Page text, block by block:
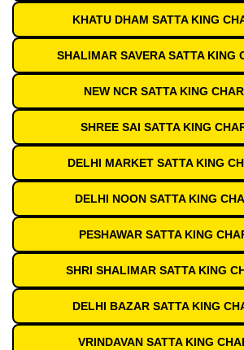
KHATU DHAM SATTA KING
SHALIMAR SAVERA SATTA KING
NEW NCR SATTA KING
SHREE SAI SATTA KING
DELHI MARKET SATTA KING
DELHI NOON SATTA KING
PESHAWAR SATTA KING
SHRI SHALIMAR SATTA KING
DELHI BAZAR SATTA KING
VRINDAVAN SATTA KING